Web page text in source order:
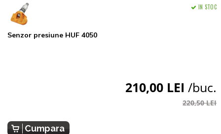
Senzor presiune HUF 4050
IN STOC
210,00 LEI /buc.
220,50 LEI
Cumpara